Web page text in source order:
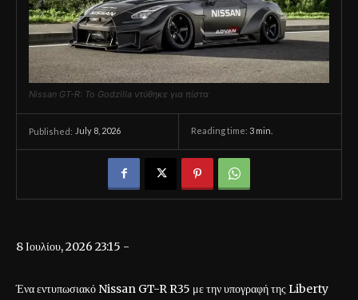
Nissan GT-R: Το Godzilla ντύθηκε για πίστα
Published: July 8, 2026 Reading time: 3 min.
8 Ιουλίου, 2026 23:15 -
Ένα εντυπωσιακό Nissan GT-R R35 με την υπογραφή της Liberty